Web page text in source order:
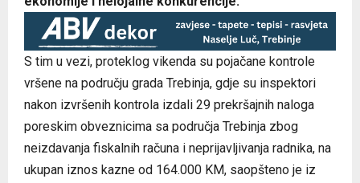
S tim u vezi, proteklog vikenda su pojačane kontrole
vršene na području grada Trebinja, gdje su inspektori
nakon izvršenih kontrola izdali 29 prekršajnih naloga
poreskim obveznicima sa područja Trebinja zbog
neizdavanja fiskalnih računa i neprijavljivanja radnika, na
ukupan iznos kazne od 164.000 KM, saopšteno je iz